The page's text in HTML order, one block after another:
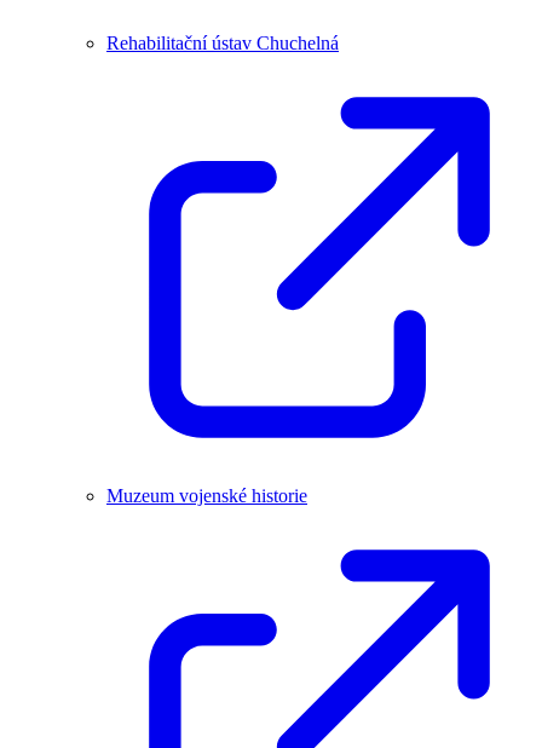
Rehabilitační ústav Chuchelná
Muzeum vojenské historie